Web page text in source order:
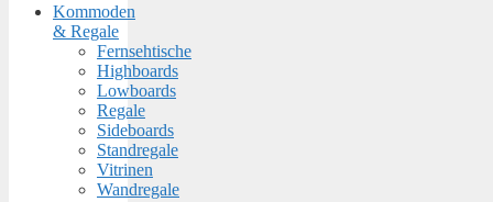
Kommoden
& Regale
Fernsehtische
Highboards
Lowboards
Regale
Sideboards
Standregale
Vitrinen
Wandregale